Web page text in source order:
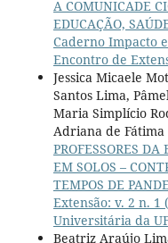
A COMUNICADE
EDUCAÇÃO,
Caderno Impacto
Encontro de
Jessica Micaele
Santos Lima,
Maria Simplício
Adriana de
PROFESSORES
EM SOLOS –
TEMPOS DE
Extensão: v. 2 n. 1
Universitária da
Beatriz Araújo